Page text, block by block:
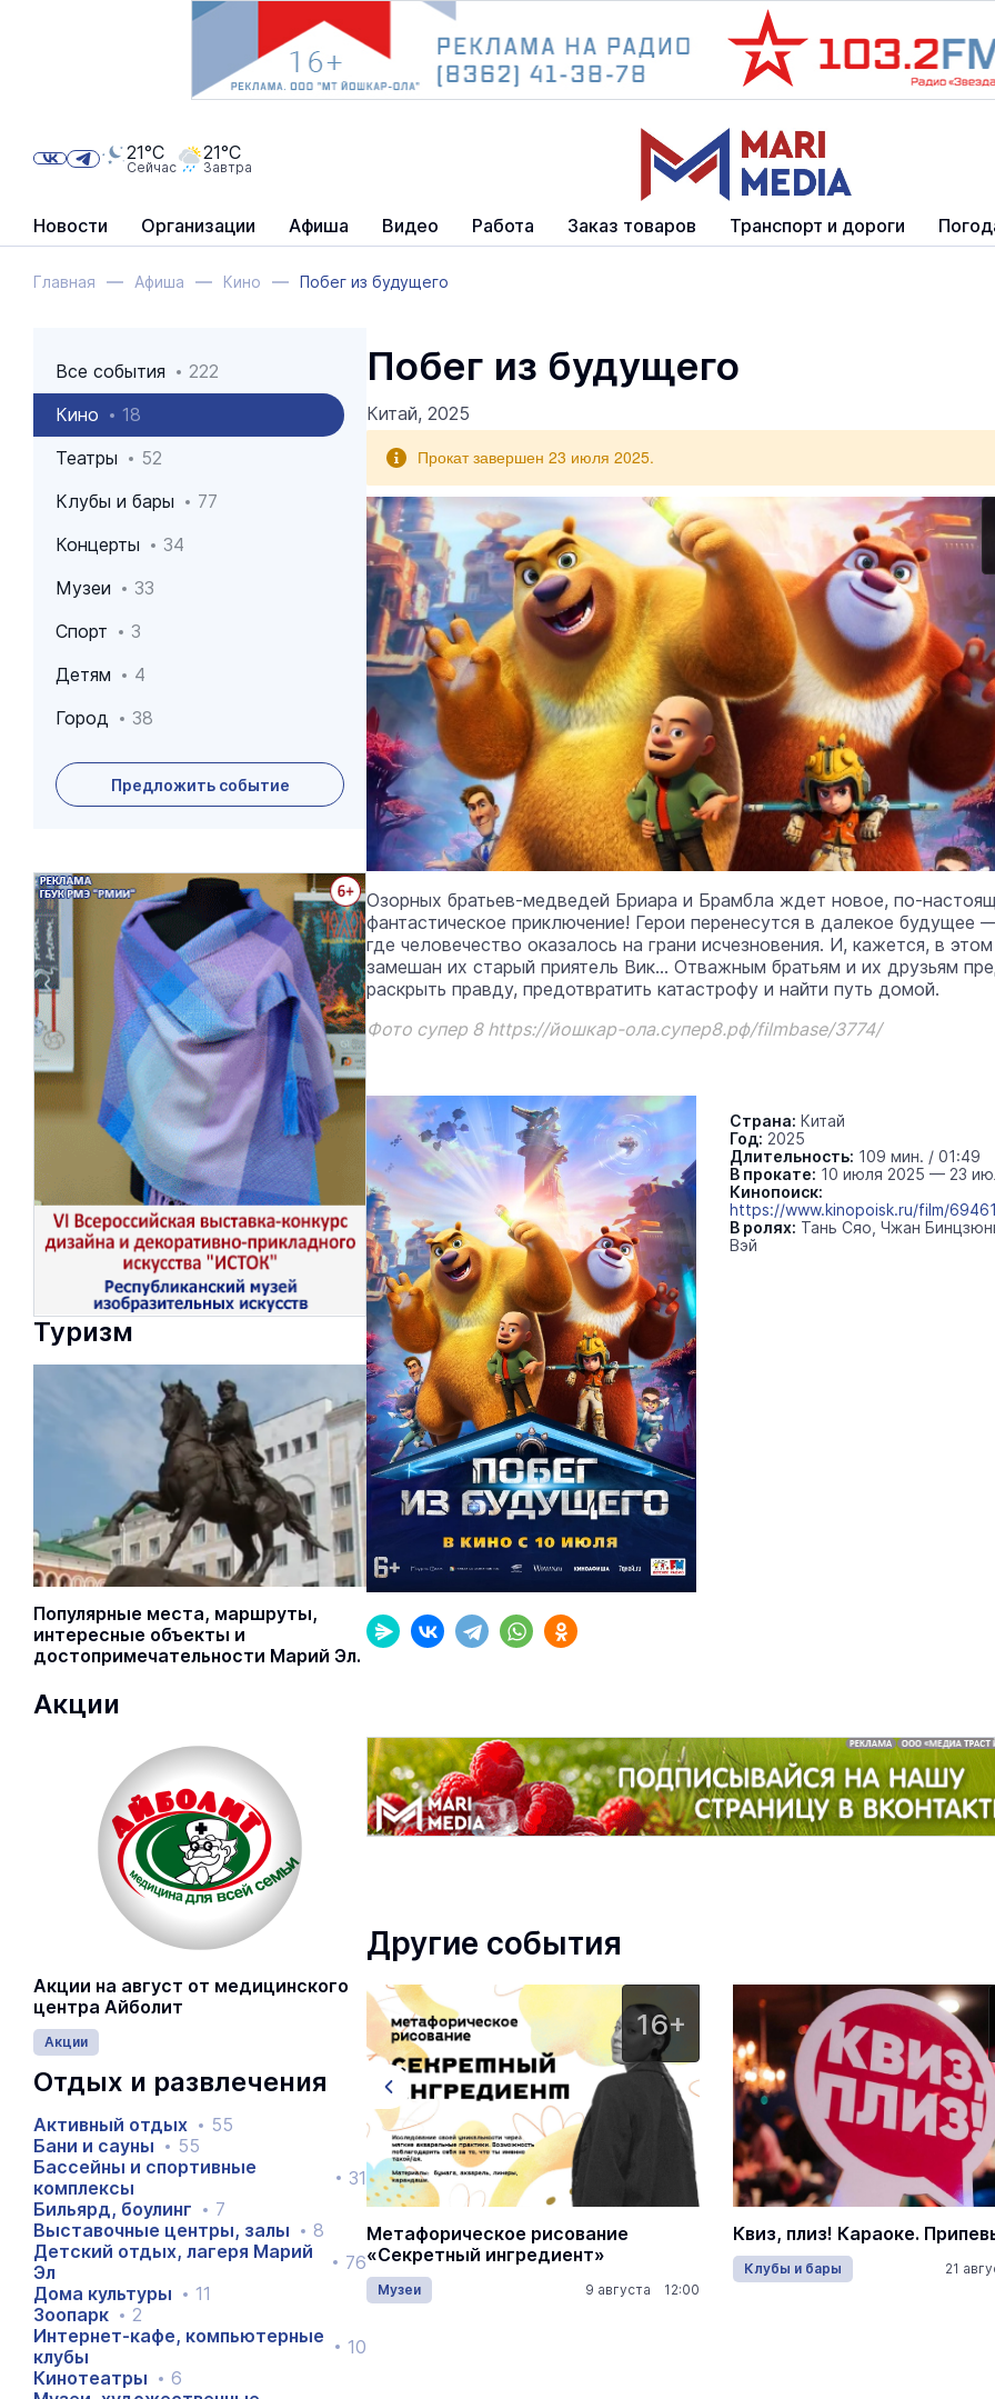
Новости Организации Афиша Видео Работа Заказ товаров Транспорт и дороги
21°C
Сейчас
21°C
Завтра
Главная Афиша Кино Побег из будущего
Все события
222
Кино
18
Театры
52
Клубы и бары
77
Концерты
34
Музеи
33
Спорт
3
Детям
4
Город
38
Предложить событие
Архив событий
Туризм
Популярные места, маршруты,
интересные объекты и
достопримечательности Марий Эл.
Акции
Акции на август от медицинского
центра Айболит
Акции
Отдых и развлечения
Активный отдых
55
Бани и сауны
55
Бассейны и спортивные
комплексы
31
Бильярд, боулинг
7
Выставочные центры, залы
8
Детский отдых, лагеря Марий
Эл
76
Дома культуры
11
Зоопарк
2
Интернет-кафе, компьютерные
клубы
10
Кинотеатры
6
Побег из будущего
Китай, 2025
Прокат завершен 23 июля 2025.
Озорных братьев-медведей Бриара и Брамбла ждет новое, по-
фантастическое приключение! Герои перенесутся в далекое будущее
где человечество оказалось на грани исчезновения. И, кажется, в этом
замешан их старый приятель Вик… Отважным братьям и их друзьям
раскрыть правду, предотвратить катастрофу и найти путь домой.
Фото супер 8 https://йошкар-ола.супер8.рф/filmbase/3774/
Страна: Китай
Год: 2025
Длительность: 109 мин. / 01:49
В прокате: 10 июля 2025 — 23
Кинопоиск:
https://www.kinopoisk.ru/film/
В ролях: Тань Сяо, Чжан
Вэй
Другие события
Выставка художественных работ
«По Йошкар-Оле с этюдником»
Музеи
16+
Метафорическое рисование
«Секретный ингредиент»
Музеи 9 августа 12:00
Квиз, плиз! Караоке.
Клубы и бары 21
Надя»: медсестра из Марий Эл
года спасала жизни в зоне СВО
Армия 22 июня